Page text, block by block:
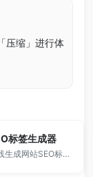
压缩」进行体
标签生成器
在线生成网站SEO标题、关键词和描述，帮助快速优化网站SEO设置，提高搜索引擎排名。